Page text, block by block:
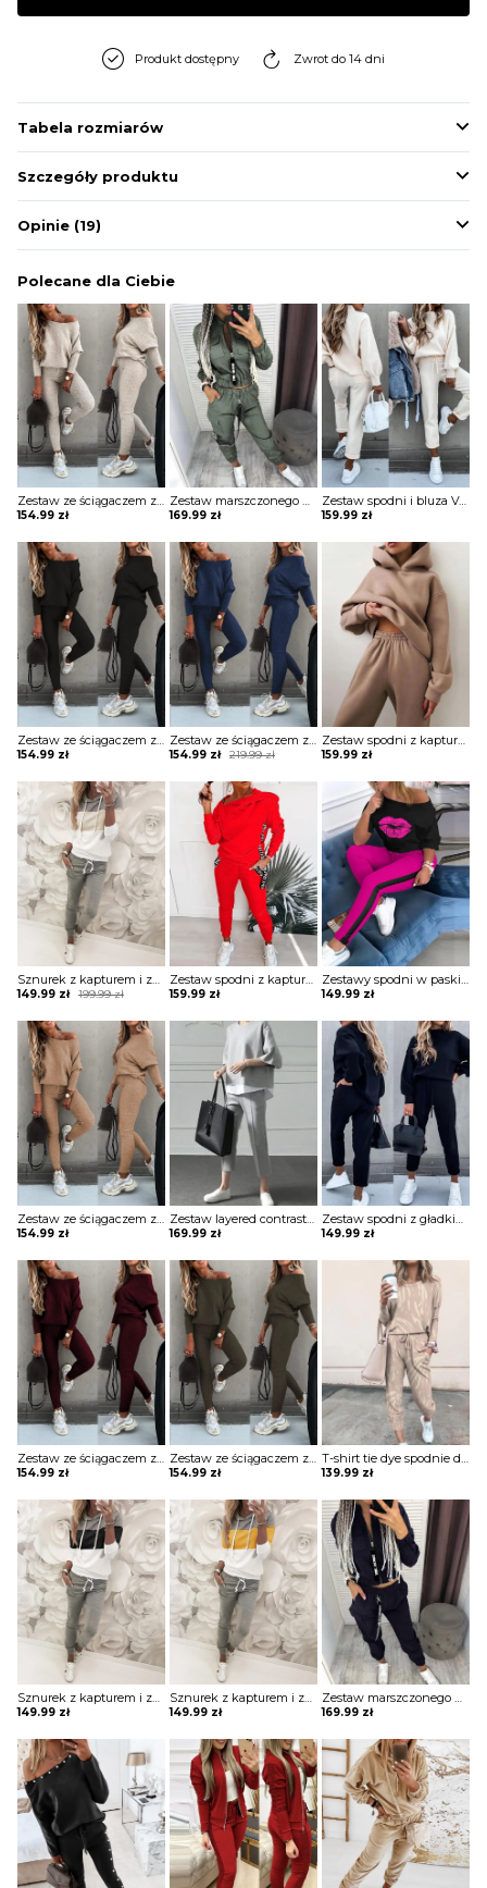
SWETRY
BIELIZNA
Produkt dostępny Zwrot do 14 dni
Tabela rozmiarów
Szczegóły produktu
Opinie (19)
Polecane dla Ciebie
Zestaw ze ściągaczem z długim rękawem i wysokim stanem komplet Merel
154.99 zł
Zestaw marszczonego płaszcza i spodni cargo z kieszeniami na zamek błyskawiczny komplet Ezzelina
169.99 zł
Zestaw spodni i bluza Velga
159.99 zł
Zestaw ze ściągaczem z długim rękawem i wysokim stanem komplet Merel
154.99 zł
Zestaw ze ściągaczem z długim rękawem i wysokim stanem komplet Merel
219.99zł
Original
was:
219.99 zł.
154.99 zł
Current
is:
154.99 zł.
Zestaw spodni z kapturem i kieszenią długim rękawem komplet Shanon
159.99 zł
Sznurek z kapturem i zestawami colorblock komplet Sofiya
199.99zł
Original
was:
199.99 zł.
149.99 zł
Current
is:
149.99 zł.
Zestaw spodni z kapturem i kieszeniami nadrukiem w literę komplet Bilke
159.99 zł
Zestawy spodni w paski top & colorblock z nadrukiem ust komplet Etti
149.99 zł
Zestaw ze ściągaczem z długim rękawem i wysokim stanem komplet Merel
154.99 zł
Zestaw layered contrast top & pants komplet Selwa
169.99 zł
Zestaw spodni z gładkimi rękawami latarniowymi i kieszeniami ze sznurkiem komplet Zacharoula
149.99 zł
Zestaw ze ściągaczem z długim rękawem i wysokim stanem komplet Merel
154.99 zł
Zestaw ze ściągaczem z długim rękawem i wysokim stanem komplet Merel
154.99 zł
T-shirt tie dye spodnie dwuczęściowe homewear komplet Jolantha
139.99 zł
Sznurek z kapturem i zestawami colorblock komplet Sofiya
149.99 zł
Sznurek z kapturem i zestawami colorblock komplet Sofiya
149.99 zł
Zestaw marszczonego płaszcza i spodni cargo z kieszeniami na zamek błyskawiczny komplet Ezzelina
169.99 zł